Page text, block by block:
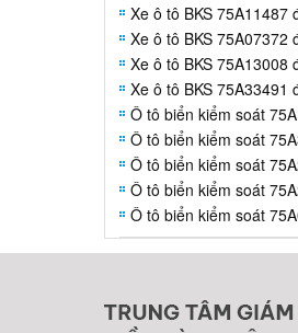
Xe ô tô BKS 75A11487
Xe ô tô BKS 75A07372
Xe ô tô BKS 75A13008
Xe ô tô BKS 75A33491
Ô tô biển kiểm soát
Ô tô biển kiểm soát
Ô tô biển kiểm soát
Ô tô biển kiểm soát
Ô tô biển kiểm soát